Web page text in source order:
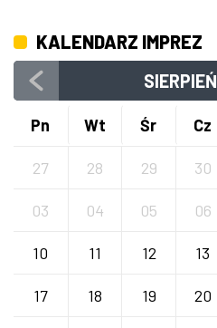
KALENDARZ IMPREZ
SIERPIEŃ
Pn Wt Śr Cz
27 28 29 30
03 04 05 06
10 11 12 13
17 18 19 20